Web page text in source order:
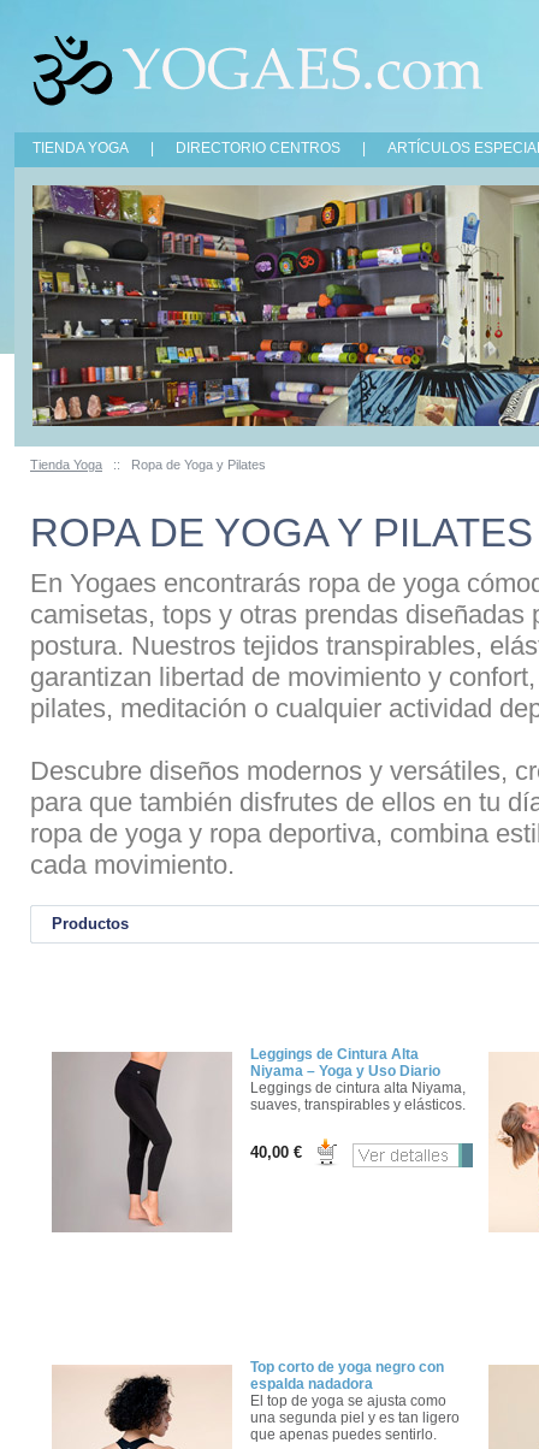
TIENDA YOGA DIRECTORIO CENTROS ARTÍCULOS
Tienda Yoga :: Ropa de Yoga y Pilates
ROPA DE YOGA Y PILATES
En Yogaes encontrarás ropa de yoga
camisetas, tops y otras prendas diseñadas
postura. Nuestros tejidos transpirables,
garantizan libertad de movimiento y
pilates, meditación o cualquier actividad
Descubre diseños modernos y versátiles,
para que también disfrutes de ellos en tu
ropa de yoga y ropa deportiva, combina
cada movimiento.
Productos
Leggings de Cintura Alta
Niyama – Yoga y Uso Diario
Leggings de cintura alta Niyama,
suaves, transpirables y elásticos.
40,00 €
Top corto de yoga negro con
espalda nadadora
El top de yoga se ajusta como
una segunda piel y es tan ligero
que apenas puedes sentirlo.